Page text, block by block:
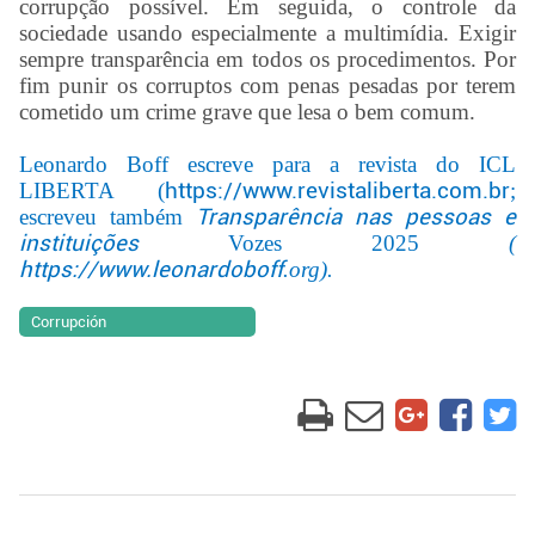
corrupção possível. Em seguida, o controle da
sociedade usando especialmente a multimídia. Exigir
sempre transparência em todos os procedimentos. Por
fim punir os corruptos com penas pesadas por terem
cometido um crime grave que lesa o bem comum.
Leonardo Boff escreve para a revista do ICL
LIBERTA (https://www.revistaliberta.com.br;
escreveu também
Transparência nas pessoas e
instituiçõesVozes 2025 (
https://www.leonardoboff.org).
Corrupción